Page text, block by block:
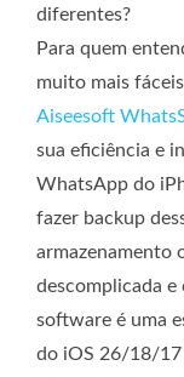
diferentes?
Para quem
muito mais
Aiseesoft
sua eficiência e
WhatsApp do
fazer backup
armazenamento
descomplicada e
software é uma
do iOS 26/18/17